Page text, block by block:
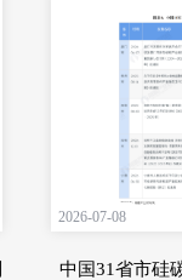
2026-07-08
中国31省市硅